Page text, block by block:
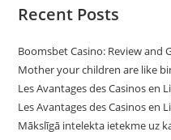
Recent Posts
Boomsbet Casino: Review and
Mother your children are like
Les Avantages des Casinos en
Les Avantages des Casinos en
Mākslīgā intelekta ietekme uz